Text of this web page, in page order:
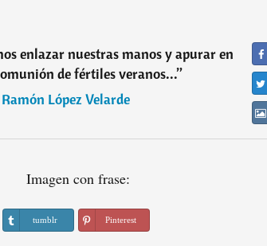
enlazar nuestras manos y apurar en
de fértiles veranos...”
Ramón López Velarde
Imagen con frase:
tumblr Pinterest